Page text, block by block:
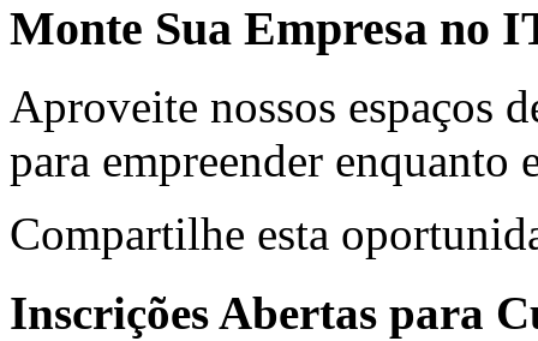
Monte Sua Empresa no
Aproveite nossos espaços
para empreender enquanto
Compartilhe esta
Inscrições Abertas para